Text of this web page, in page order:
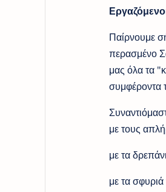
Παίρνουμε
περασμένο
μας όλα τα
συμφέροντα
με τους
με τα
με τα